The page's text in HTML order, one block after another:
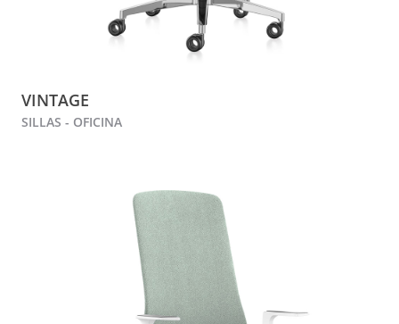
VINTAGE
SILLAS - OFICINA